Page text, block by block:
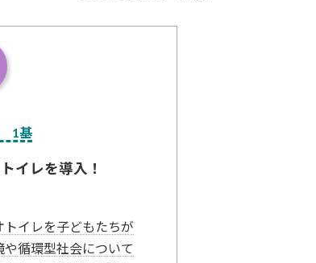
1基
イレを導入！
イレを子どもたちが
循環型社会について